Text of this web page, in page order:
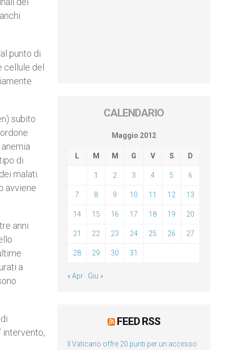
punto di
del
subito
di
malati.
avviene
anni
a
intervento,
CALENDARIO
Maggio 2012
L M M G V S D
1 2 3 4 5 6
7 8 9 10 11 12 13
14 15 16 17 18 19 20
21 22 23 24 25 26 27
28 29 30 31
« Apr Giu »
FEED RSS
Il Vaticano offre 20 punti per un accesso